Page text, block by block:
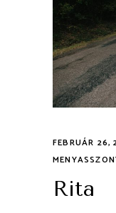
FEBRUÁR 26,
Rita